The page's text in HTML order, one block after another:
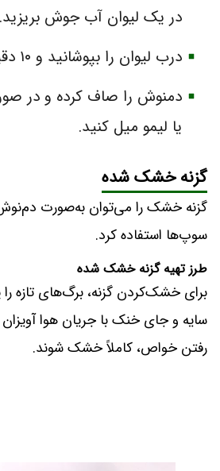
در یک لیوان آب جوش بریزید.
درب لیوان را بپوشانید و ۱۰ دقیقه صبر کنید.
دمنوش را صاف کرده و در
یا لیمو میل کنید.
گزنه خشک شده
گزنه خشک را می‌توان به‌صورت دم‌نوش
سوپ‌ها استفاده کرد.
طرز تهیه گزنه خشک شده
برای خشک‌کردن گزنه، برگ‌های تازه
سایه و جای خنک با جریان هوا
رفتن خواص، کاملاً خشک شوند.